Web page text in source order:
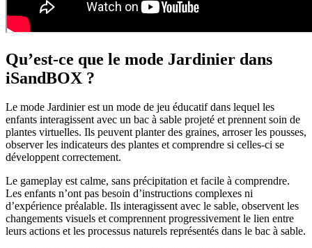
Qu’est-ce que le mode Jardinier dans
iSandBOX ?
Le mode Jardinier est un mode de jeu éducatif dans lequel les
enfants interagissent avec un bac à sable projeté et prennent soin de
plantes virtuelles. Ils peuvent planter des graines, arroser les pousses,
observer les indicateurs des plantes et comprendre si celles-ci se
développent correctement.
Le gameplay est calme, sans précipitation et facile à comprendre.
Les enfants n’ont pas besoin d’instructions complexes ni
d’expérience préalable. Ils interagissent avec le sable, observent les
changements visuels et comprennent progressivement le lien entre
leurs actions et les processus naturels représentés dans le bac à sable.